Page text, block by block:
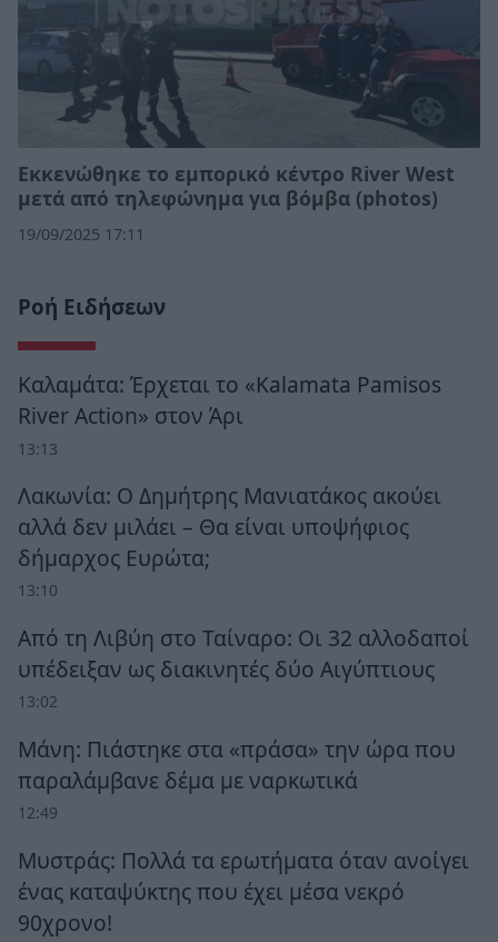
Εκκενώθηκε το εμπορικό κέντρο River West
μετά από τηλεφώνημα για βόμβα (photos)
19/09/2025 17:11
Ροή Ειδήσεων
Καλαμάτα: Έρχεται το «Kalamata Pamisos
River Action» στον Άρι
13:13
Λακωνία: Ο Δημήτρης Μανιατάκος ακούει
αλλά δεν μιλάει – Θα είναι υποψήφιος
δήμαρχος Ευρώτα;
13:10
Από τη Λιβύη στο Ταίναρο: Οι 32 αλλοδαποί
υπέδειξαν ως διακινητές δύο Αιγύπτιους
13:02
Μάνη: Πιάστηκε στα «πράσα» την ώρα που
παραλάμβανε δέμα με ναρκωτικά
12:49
Μυστράς: Πολλά τα ερωτήματα όταν ανοίγει
ένας καταψύκτης που έχει μέσα νεκρό
90χρονο!